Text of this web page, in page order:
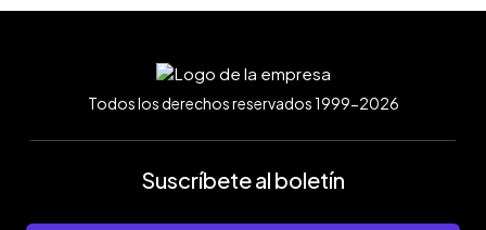
Todos los derechos reservados 1999-2026
Suscríbete al boletín